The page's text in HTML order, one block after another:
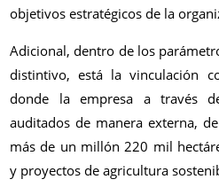
objetivos estratégicos de la
Adicional, dentro de los
distintivo, está la vinculación
donde la empresa a través
auditados de manera externa,
más de un millón 220 mil
y proyectos de agricultura